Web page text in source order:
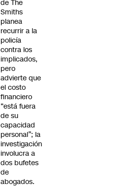
de The
Smiths
planea
recurrir a la
policía
contra los
implicados,
pero
advierte que
el costo
financiero
“está fuera
de su
capacidad
personal”; la
investigación
involucra a
dos bufetes
de
abogados.